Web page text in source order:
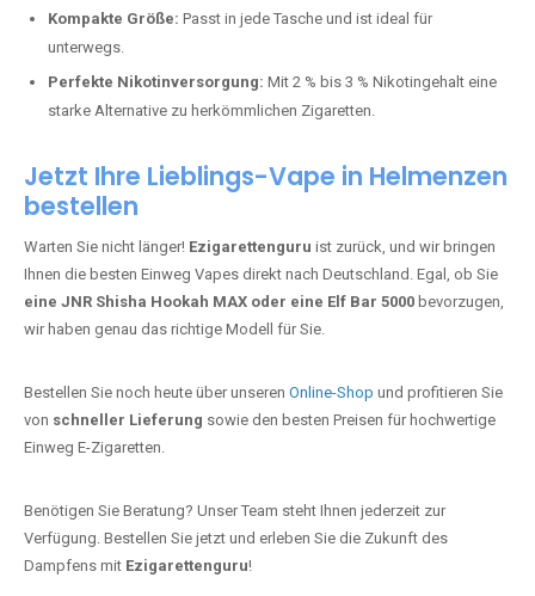
Kompakte Größe: Passt in jede Tasche und ist ideal für
unterwegs.
Perfekte Nikotinversorgung: Mit 2 % bis 3 % Nikotingehalt eine
starke Alternative zu herkömmlichen Zigaretten.
Jetzt Ihre Lieblings-Vape in Helmenzen
bestellen
Warten Sie nicht länger! Ezigarettenguru ist zurück, und wir bringen
Ihnen die besten Einweg Vapes direkt nach Deutschland. Egal, ob Sie
eine JNR Shisha Hookah MAX oder eine Elf Bar 5000 bevorzugen,
wir haben genau das richtige Modell für Sie.
Bestellen Sie noch heute über unseren Online-Shop und profitieren Sie
von schneller Lieferung sowie den besten Preisen für hochwertige
Einweg E-Zigaretten.
Benötigen Sie Beratung? Unser Team steht Ihnen jederzeit zur
Verfügung. Bestellen Sie jetzt und erleben Sie die Zukunft des
Dampfens mit Ezigarettenguru!